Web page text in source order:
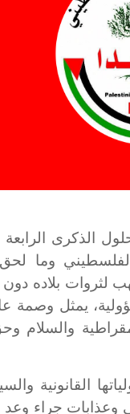
الذكرى الرابعة
وما
لثروات بلاده
يمثل
القانونية
جراء وعد